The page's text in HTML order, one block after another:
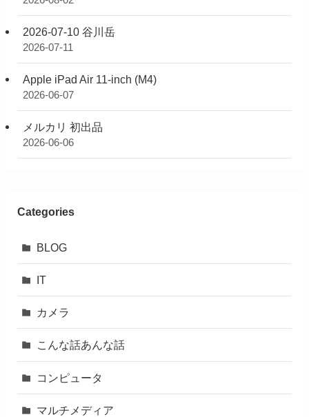
2026-07-10 谷川岳
2026-07-11
Apple iPad Air 11-inch (M4)
2026-06-07
メルカリ 初出品
2026-06-06
Categories
BLOG
IT
カメラ
こんな話あんな話
コンピュータ
マルチメディア